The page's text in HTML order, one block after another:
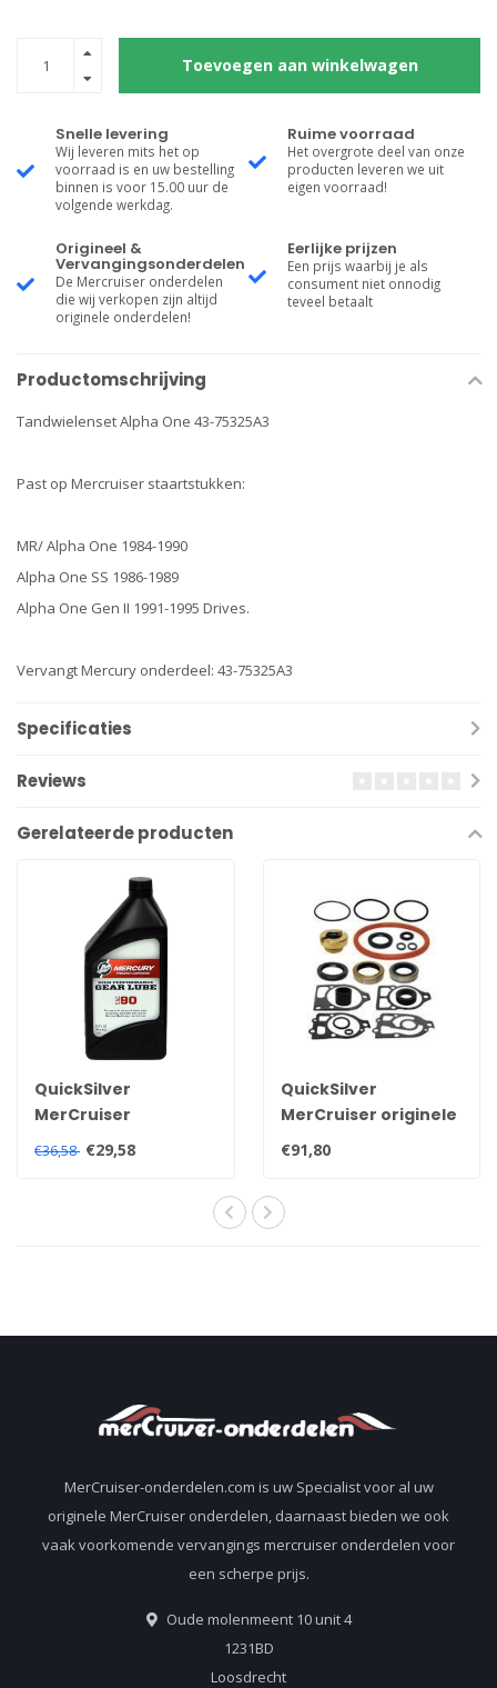
Toevoegen aan winkelwagen
Snelle levering
Wij leveren mits het op
voorraad is en uw bestelling
binnen is voor 15.00 uur de
volgende werkdag.
Ruime voorraad
Het overgrote deel van onze
producten leveren we uit
eigen voorraad!
Origineel &
Vervangingsonderdelen
De Mercruiser onderdelen
die wij verkopen zijn altijd
originele onderdelen!
Eerlijke prijzen
Een prijs waarbij je als
consument niet onnodig
teveel betaalt
Productomschrijving
Tandwielenset Alpha One 43-75325A3
Past op Mercruiser staartstukken:
MR/ Alpha One 1984-1990
Alpha One SS 1986-1989
Alpha One Gen II 1991-1995 Drives.
Vervangt Mercury onderdeel: 43-75325A3
Specificaties
Reviews
Gerelateerde producten
QuickSilver
MerCruiser
Quicksilver high
performance
€36,58 €29,58
QuickSilver
MerCruiser originele
onderste staartstuk
unit keerringen kit
€91,80
MerCruiser-onderdelen.com is uw Specialist voor al uw
originele MerCruiser onderdelen, daarnaast bieden we ook
vaak voorkomende vervangings mercruiser onderdelen voor
een scherpe prijs.
Oude molenmeent 10 unit 4
1231BD
Loosdrecht